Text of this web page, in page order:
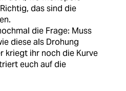
das sind die
die Frage: Muss
diese als Drohung
kriegt ihr noch die Kurve
euch auf die